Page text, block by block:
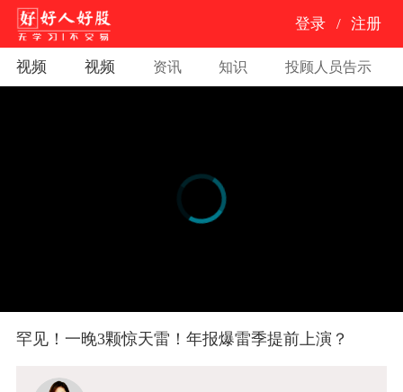
登录 / 注册
视频 视频 资讯 知识 投顾人员告示
罕见！一晚3颗惊天雷！年报爆雷季提前上演？